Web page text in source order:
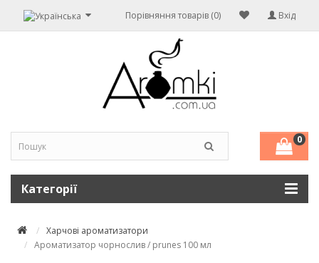
Вхід
Порівняння товарів (0)
0
Категорії
Харчові ароматизатори
Ароматизатор чорнослив / prunes 100 мл